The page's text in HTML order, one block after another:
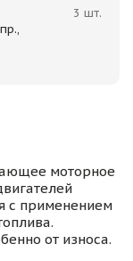
3 шт.
моторное
с применением
от износа.